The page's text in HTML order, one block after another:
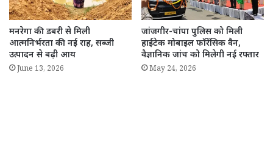
मनरेगा की डबरी से मिली
आत्मनिर्भरता की नई राह, सब्जी
उत्पादन से बढ़ी आय
June 13, 2026
जांजगीर-चांपा पुलिस को मिली
हाईटेक मोबाइल फॉरेंसिक वैन,
वैज्ञानिक जांच को मिलेगी नई रफ्तार
May 24, 2026